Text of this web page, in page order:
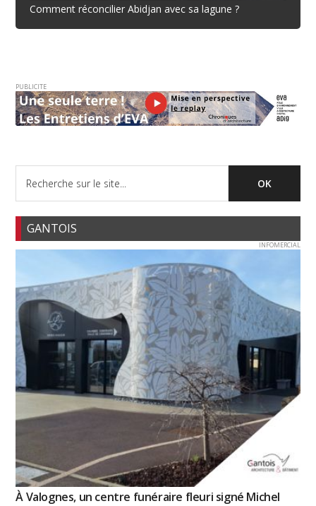
Comment réconcilier Abidjan avec sa lagune ?
PUBLICITE
GANTOIS
INFOMERCIAL
À Valognes, un centre funéraire fleuri signé Michel